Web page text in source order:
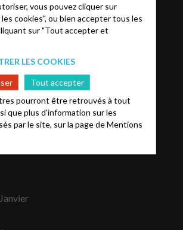
Unie
Rechercher
Archives
janvier 2024
mai 2023
avril 2023
mars 2023
janvier 2023
Catégories
Non classé
vous pouvez cliquer sur
cookies", ou bien accepter tous les
sur "Tout accepter et
LES COOKIES
Tout accepter
pourront être retrouvés à tout
que plus d'information sur les
par le site, sur la page deMentions